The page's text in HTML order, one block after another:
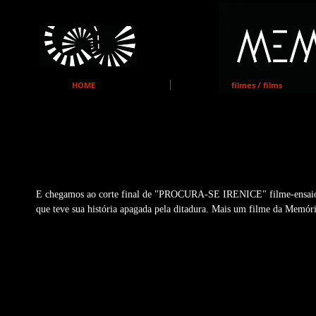
HOME filmes / films
E chegamos ao corte final de "PROCURA-SE IRENICE" filme-
que teve sua história apagada pela ditadura. Mais um filme da